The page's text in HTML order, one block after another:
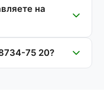
на
75 20?